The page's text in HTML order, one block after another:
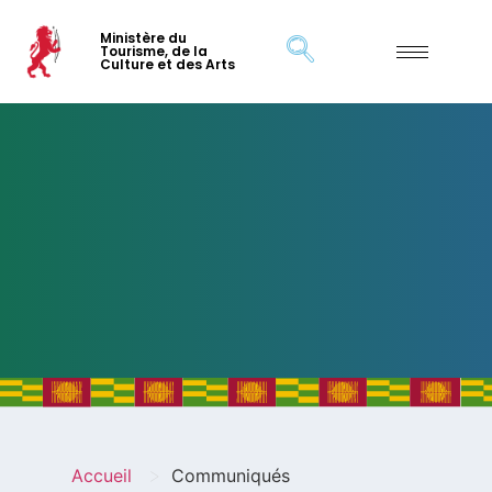
Ministère du
Tourisme, de la
Culture et des Arts
Accueil Communiqués